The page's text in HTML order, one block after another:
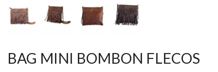
BAG MINI BOMBON FLECOS